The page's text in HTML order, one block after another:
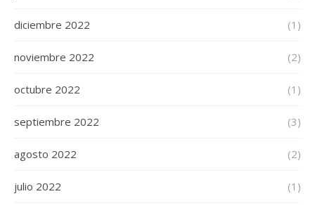
diciembre 2022 (1)
noviembre 2022 (2)
octubre 2022 (1)
septiembre 2022 (3)
agosto 2022 (2)
julio 2022 (1)